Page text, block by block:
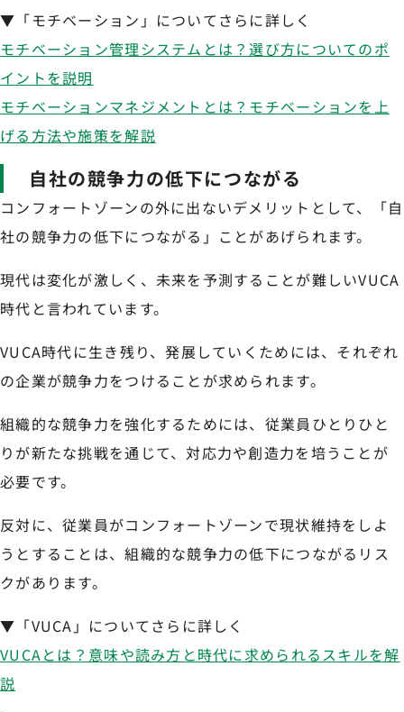
▼「モチベーション」についてさらに詳しく
モチベーション管理システムとは？選び方についてのポ
イントを説明
モチベーションマネジメントとは？モチベーションを上
げる方法や施策を解説
自社の競争力の低下につながる
コンフォートゾーンの外に出ないデメリットとして、「自
社の競争力の低下につながる」ことがあげられます。
現代は変化が激しく、未来を予測することが難しいVUCA
時代と言われています。
VUCA時代に生き残り、発展していくためには、それぞれ
の企業が競争力をつけることが求められます。
組織的な競争力を強化するためには、従業員ひとりひと
りが新たな挑戦を通じて、対応力や創造力を培うことが
必要です。
反対に、従業員がコンフォートゾーンで現状維持をしよ
うとすることは、組織的な競争力の低下につながるリス
クがあります。
▼「VUCA」についてさらに詳しく
VUCAとは？意味や読み方と時代に求められるスキルを解
説